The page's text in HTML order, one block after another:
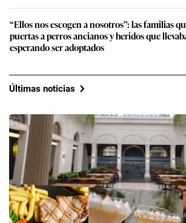
“Ellos nos escogen a nosotros”: las familias
puertas a perros ancianos y heridos que
esperando ser adoptados
Últimas noticias